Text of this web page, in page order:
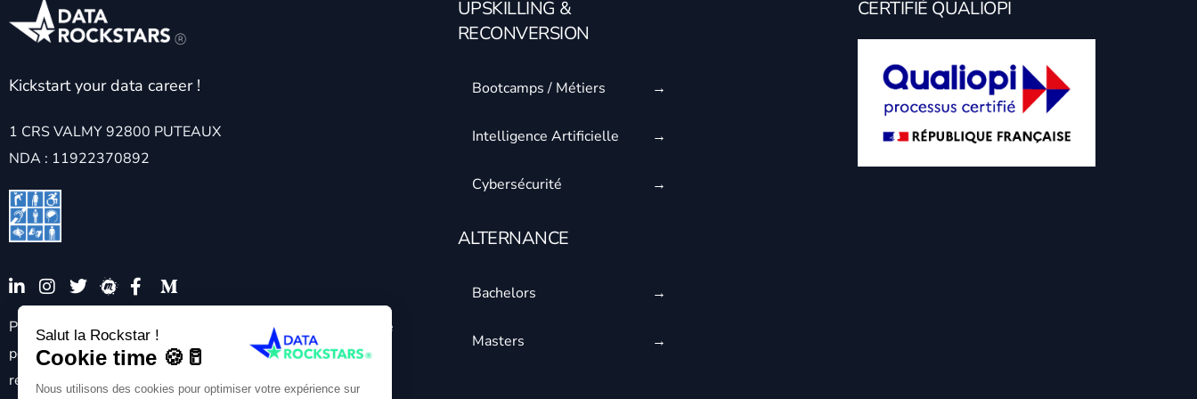
Kickstart your data career !
1 CRS VALMY 92800 PUTEAUX
NDA : 11922370892
Pour toute demande spécifique nécessitant une adaptabilité
pédagogique et/ou technique veuillez contacter notre
référent handicap : contact@datarockstars.ai
UPSKILLING &
RECONVERSION
Bootcamps / Métiers
Intelligence Artificielle
Cybersécurité
ALTERNANCE
Bachelors
Masters
CERTIFIÉ QUALIOPI